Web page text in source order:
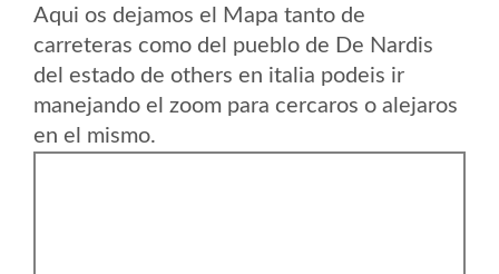
Aqui os dejamos el Mapa tanto de
carreteras como del pueblo de De Nardis
del estado de others en italia podeis ir
manejando el zoom para cercaros o alejaros
en el mismo.